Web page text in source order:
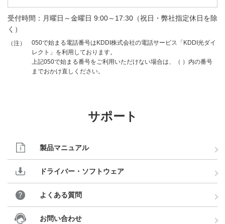
受付時間：月曜日～金曜日 9:00～17:30（祝日・弊社指定休日を除
く）
（注）
050で始まる電話番号はKDDI株式会社の電話サービス「KDDI光ダイ
レクト」を利用しております。
上記050で始まる番号をご利用いただけない場合は、（ ）内の番号
までおかけ直しください。
サポート
製品マニュアル
ドライバー・ソフトウェア
よくある質問
お問い合わせ